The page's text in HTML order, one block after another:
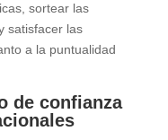
sortear las
satisfacer las
a la puntualidad
de confianza